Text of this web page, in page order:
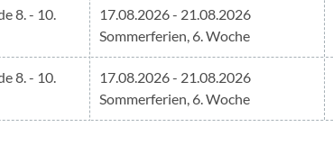
8. - 10.
17.08.2026 - 21.08.2026
Sommerferien, 6. Woche
8. - 10.
17.08.2026 - 21.08.2026
Sommerferien, 6. Woche